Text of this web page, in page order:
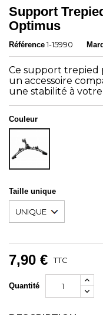
Support
Optimus
Référence 1-15990
Ce support trepied
un accessoire
une stabilité à
Couleur
Taille unique
7,90 € TTC
Quantité